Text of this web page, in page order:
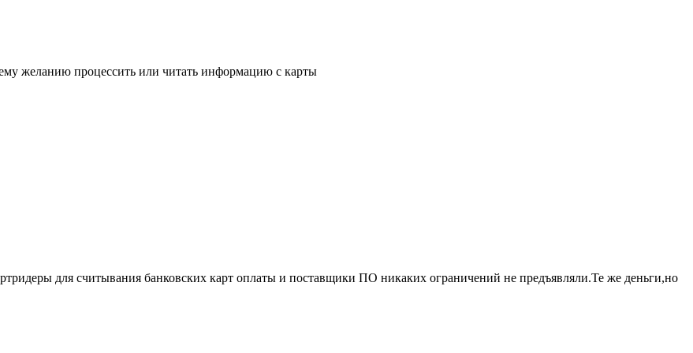
желанию процессить или читать информацию с карты
для считывания банковских карт оплаты и поставщики ПО никаких ограничений не предъявляли.Те же деньги,но